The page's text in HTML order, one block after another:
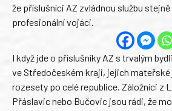
že příslušníci AZ zvládnou službu
profesionální vojáci.
I když jde o příslušníky AZ s trvalým
ve Středočeském kraji, jejich
rozesety po celé republice. Záložníci z
Přáslavic nebo Bučovic jsou rádi, že